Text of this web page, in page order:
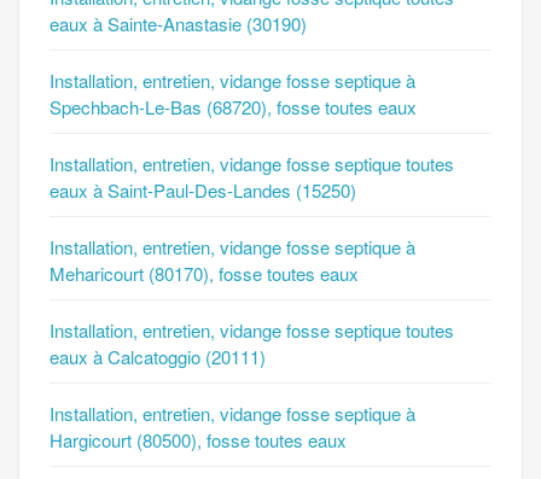
eaux à Sainte-Anastasie (30190)
Installation, entretien, vidange fosse septique à
Spechbach-Le-Bas (68720), fosse toutes eaux
Installation, entretien, vidange fosse septique toutes
eaux à Saint-Paul-Des-Landes (15250)
Installation, entretien, vidange fosse septique à
Meharicourt (80170), fosse toutes eaux
Installation, entretien, vidange fosse septique toutes
eaux à Calcatoggio (20111)
Installation, entretien, vidange fosse septique à
Hargicourt (80500), fosse toutes eaux